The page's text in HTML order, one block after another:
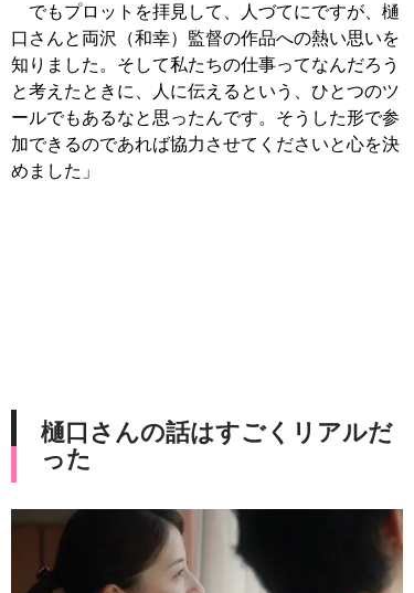
でもプロットを拝見して、人づてにですが、樋
口さんと両沢（和幸）監督の作品への熱い思いを
知りました。そして私たちの仕事ってなんだろう
と考えたときに、人に伝えるという、ひとつのツ
ールでもあるなと思ったんです。そうした形で参
加できるのであれば協力させてくださいと心を決
めました」
樋口さんの話はすごくリアルだ
った